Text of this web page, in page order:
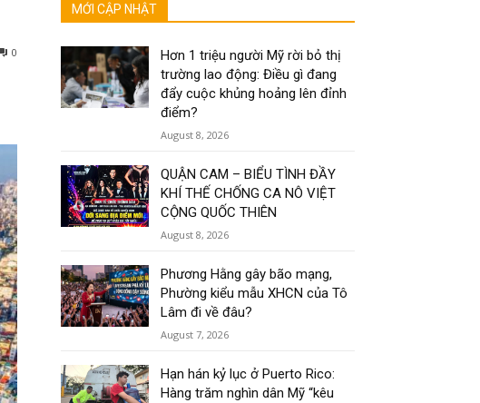
0
MỚI CẬP NHẬT
Hơn 1 triệu người Mỹ rời bỏ thị
trường lao động: Điều gì đang
đẩy cuộc khủng hoảng lên đỉnh
điểm?
August 8, 2026
QUẬN CAM – BIỂU TÌNH ĐẦY
KHÍ THẾ CHỐNG CA NÔ VIỆT
CỘNG QUỐC THIÊN
August 8, 2026
Phương Hằng gây bão mạng,
Phường kiểu mẫu XHCN của Tô
Lâm đi về đâu?
August 7, 2026
Hạn hán kỷ lục ở Puerto Rico:
Hàng trăm nghìn dân Mỹ “kêu